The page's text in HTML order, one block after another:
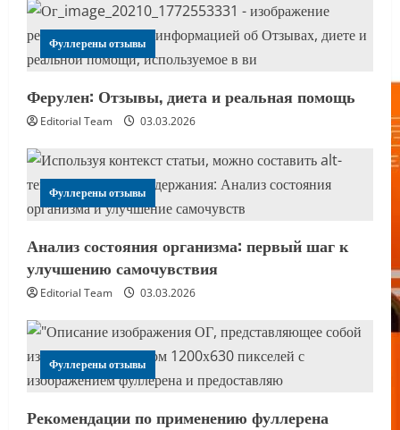
Фуллерены отзывы
Ферулен: Отзывы, диета и реальная помощь
Editorial Team 03.03.2026
Фуллерены отзывы
Анализ состояния организма: первый шаг к
улучшению самочувствия
Editorial Team 03.03.2026
Фуллерены отзывы
Рекомендации по применению фуллерена